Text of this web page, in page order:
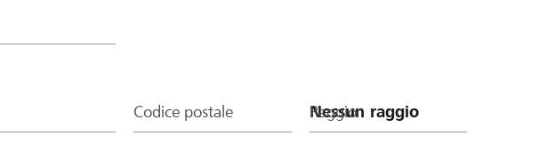
Codice postale Raggio